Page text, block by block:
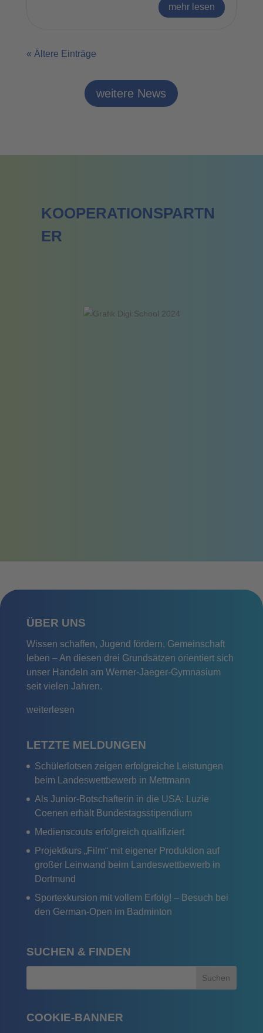
mehr lesen
« Ältere Einträge
weitere News
KOOPERATIONSPARTN
ER
ÜBER UNS
Wissen schaffen, Jugend fördern, Gemeinschaft
leben – An diesen drei Grundsätzen orientiert sich
unser Handeln am Werner-Jaeger-Gymnasium
seit vielen Jahren.
weiterlesen
LETZTE MELDUNGEN
Schülerlotsen zeigen erfolgreiche Leistungen
beim Landeswettbewerb in Mettmann
Als Junior-Botschafterin in die USA: Luzie
Coenen erhält Bundestagsstipendium
Medienscouts erfolgreich qualifiziert
Projektkurs „Film“ mit eigener Produktion auf
großer Leinwand beim Landeswettbewerb in
Dortmund
Sportexkursion mit vollem Erfolg! – Besuch bei
den German-Open im Badminton
SUCHEN & FINDEN
COOKIE-BANNER